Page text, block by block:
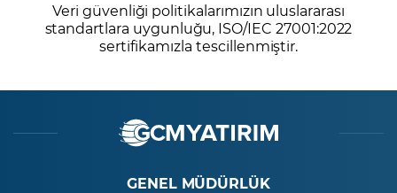
Veri güvenliği politikalarımızın uluslararası
standartlara uygunluğu, ISO/IEC 27001:2022
sertifikamızla tescillenmiştir.
GENEL MÜDÜRLÜK